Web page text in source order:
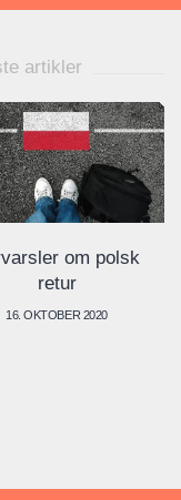
artikler
Korona-
hjelpere